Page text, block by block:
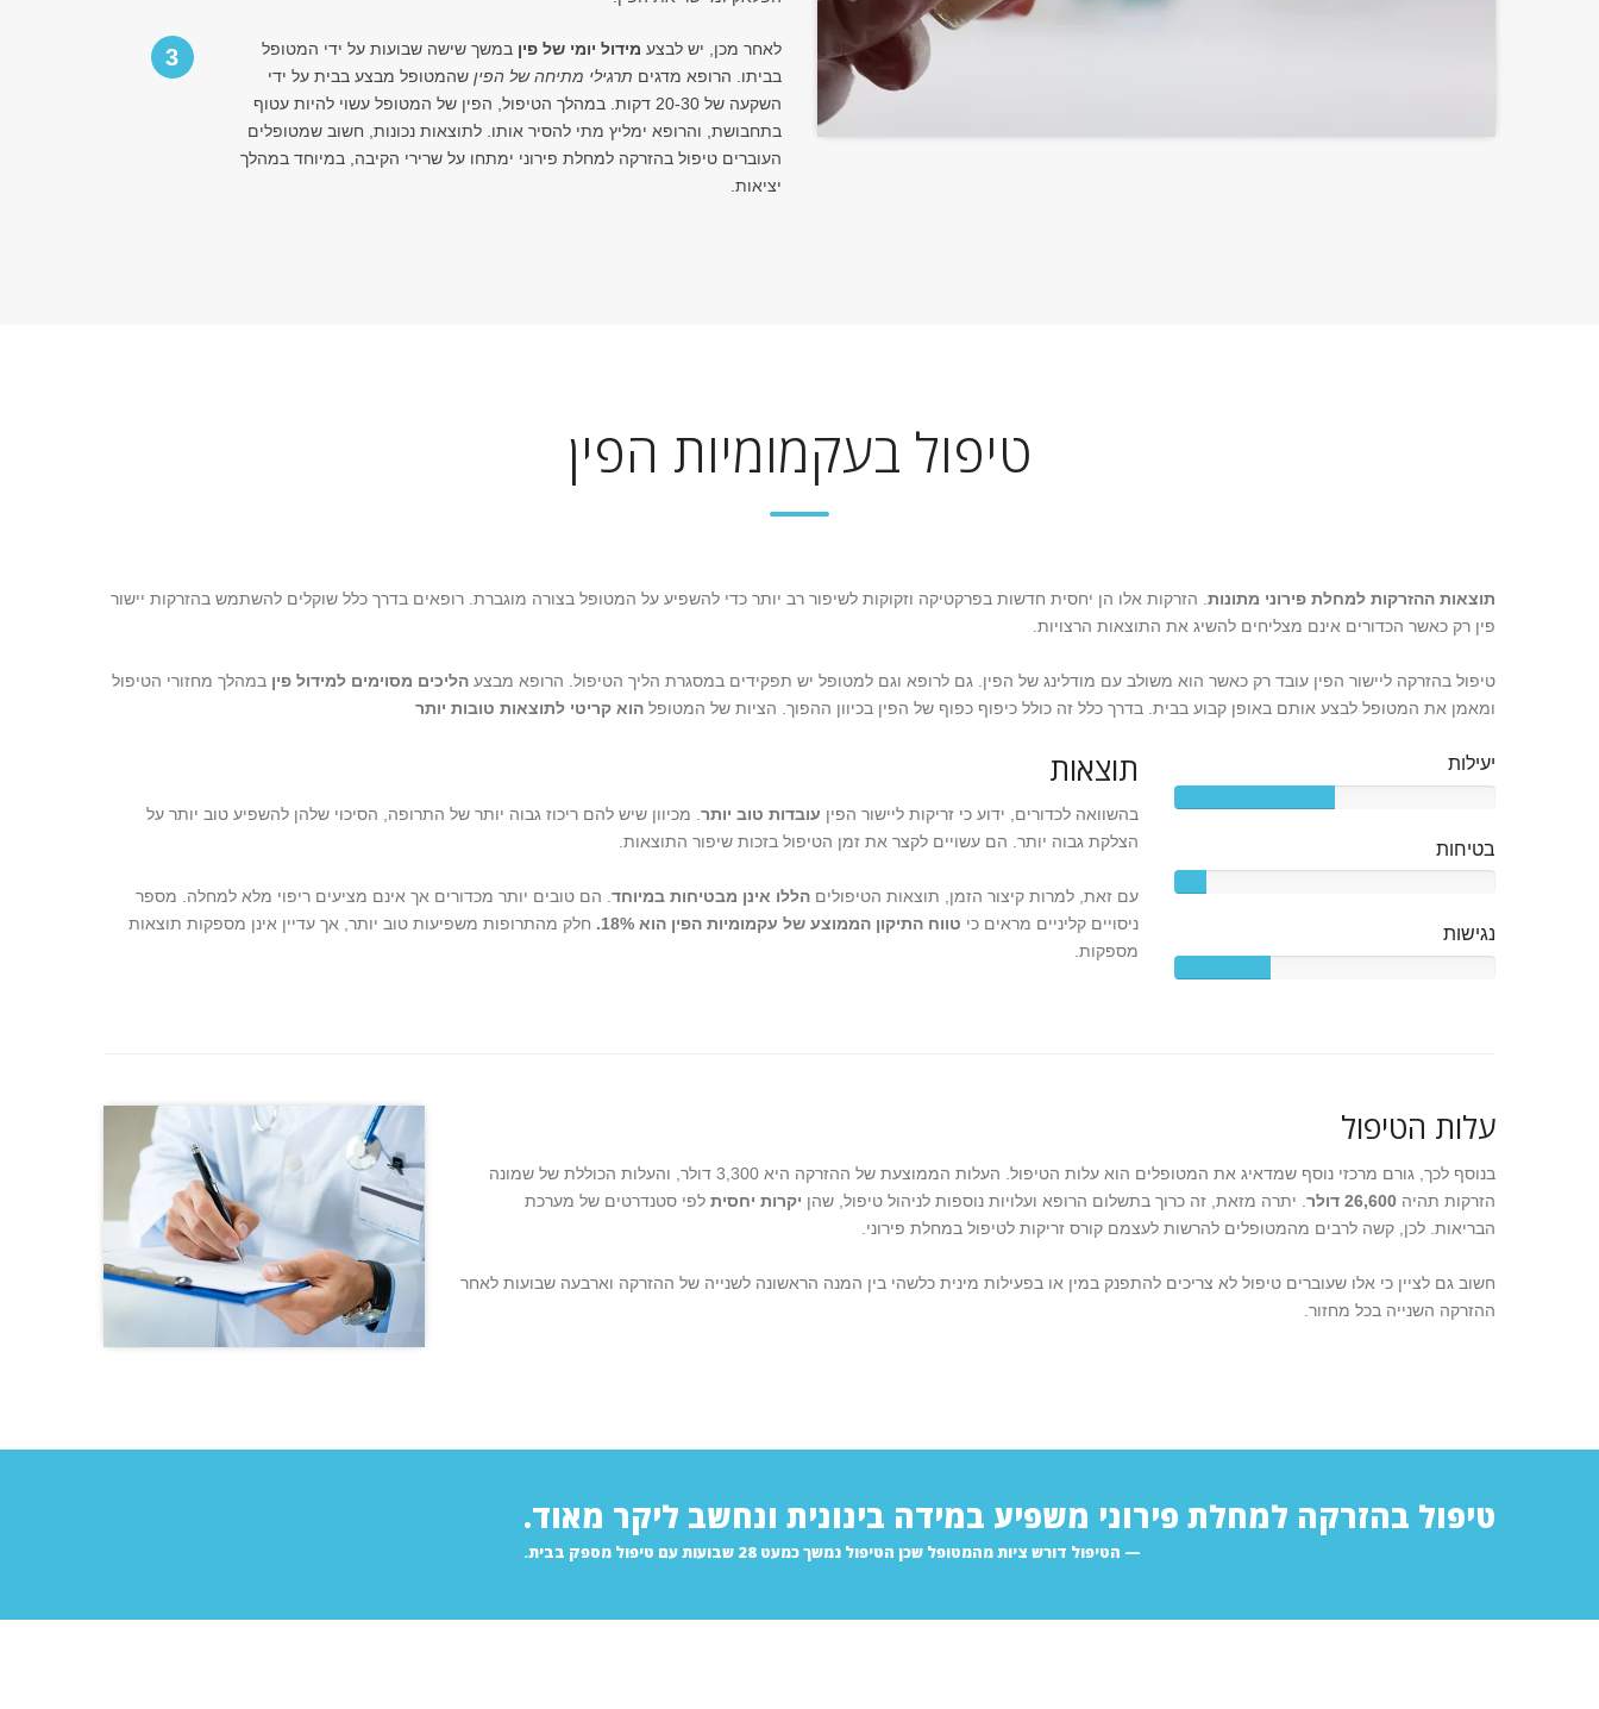
3 לאחר מכן, יש לבצע מידול יומי של פין במשך שישה שבועות על ידי המטופל
בביתו. הרופא מדגים תרגילי מתיחה של הפין שהמטופל מבצע בבית על ידי
השקעה של 20-30 דקות. במהלך הטיפול, הפין של המטופל עשוי להיות עטוף
בתחבושת, והרופא ימליץ מתי להסיר אותו. לתוצאות נכונות, חשוב שמטופלים
העוברים טיפול בהזרקה למחלת פירוני ימתחו על שרירי הקיבה, במיוחד במהלך
יציאות.
טיפול בעקמומיות הפין
תוצאות ההזרקות למחלת פירוני מתונות . הזרקות אלו הן יחסית חדשות בפרקטיקה וזקוקות לשיפור רב יותר כדי להשפיע על המטופל בצורה מוגברת. רופאים בדרך כלל שוקלים להשתמש בהזרקות יישור
פין רק כאשר הכדורים אינם מצליחים להשיג את התוצאות הרצויות.
טיפול בהזרקה ליישור הפין עובד רק כאשר הוא משולב עם מודלינג של הפין. גם לרופא וגם למטופל יש תפקידים במסגרת הליך הטיפול. הרופא מבצע הליכים מסוימים למידול פין במהלך מחזורי הטיפול
ומאמן את המטופל לבצע אותם באופן קבוע בבית. בדרך כלל זה כולל כיפוף כפוף של הפין בכיוון ההפוך. הציות של המטופל הוא קריטי לתוצאות טובות יותר
תוצאות
בהשוואה לכדורים, ידוע כי זריקות ליישור הפין עובדות טוב יותר. מכיוון שיש להם ריכוז גבוה יותר של התרופה, הסיכוי שלהן להשפיע טוב יותר על
הצלקת גבוה יותר. הם עשויים לקצר את זמן הטיפול בזכות שיפור התוצאות.
עם זאת, למרות קיצור הזמן, תוצאות הטיפולים הללו אינן מבטיחות במיוחד. הם טובים יותר מכדורים אך אינם מציעים ריפוי מלא למחלה. מספר
ניסויים קליניים מראים כי טווח התיקון הממוצע של עקמומיות הפין הוא 18%.
חלק מהתרופות משפיעות טוב יותר, אך עדיין אינן מספקות תוצאות
מספקות.
יעילות
בטיחות
נגישות
עלות הטיפול
בנוסף לכך, גורם מרכזי נוסף שמדאיג את המטופלים הוא עלות הטיפול. העלות הממוצעת של ההזרקה היא 3,300 דולר, והעלות הכוללת של שמונה
הזרקות תהיה 26,600 דולר . יתרה מזאת, זה כרוך בתשלום הרופא ועלויות נוספות לניהול טיפול, שהן יקרות יחסית לפי סטנדרטים של מערכת
הבריאות. לכן, קשה לרבים מהמטופלים להרשות לעצמם קורס זריקות לטיפול במחלת פירוני.
חשוב גם לציין כי אלו שעוברים טיפול לא צריכים להתפנק במין או בפעילות מינית כלשהי בין המנה הראשונה לשנייה של ההזרקה וארבעה שבועות לאחר
ההזרקה השנייה בכל מחזור.
טיפול בהזרקה למחלת פירוני משפיע במידה בינונית ונחשב ליקר מאוד.
הטיפול דורש ציות מהמטופל שכן הטיפול נמשך כמעט 28 שבועות עם טיפול מספק בבית.